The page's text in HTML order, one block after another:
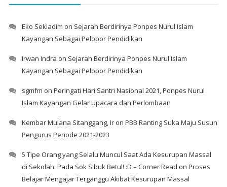
Eko Sekiadim on Sejarah Berdirinya Ponpes Nurul Islam
Kayangan Sebagai Pelopor Pendidikan
Irwan Indra on Sejarah Berdirinya Ponpes Nurul Islam
Kayangan Sebagai Pelopor Pendidikan
sgmfm on Peringati Hari Santri Nasional 2021, Ponpes Nurul
Islam Kayangan Gelar Upacara dan Perlombaan
Kembar Mulana Sitanggang, Iron PBB Ranting Suka Maju Susun
Pengurus Periode 2021-2023
5 Tipe Orang yang Selalu Muncul Saat Ada Kesurupan Massal
di Sekolah. Pada Sok Sibuk Betul! :D – Corner Read on Proses
Belajar Mengajar Terganggu Akibat Kesurupan Massal